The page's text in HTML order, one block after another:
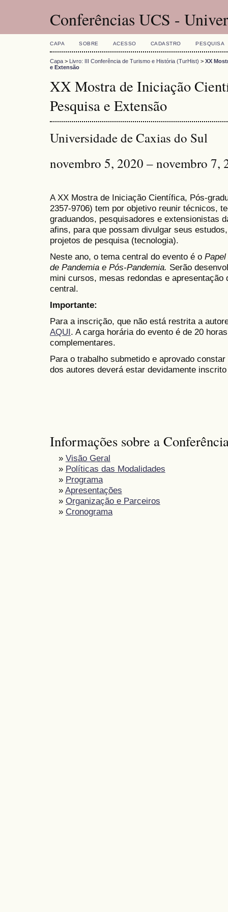
Conferências UCS -
CAPA SOBRE ACESSO CADASTRO PESQUISA
Capa > Livro: III Conferência de Turismo e História (TurHist) > XX
e Extensão
XX Mostra de Iniciação
Pesquisa e Extensão
Universidade de Caxias do Sul
novembro 5, 2020 – novembro 7,
A XX Mostra de Iniciação Científica, Pós-
2357-9706) tem por objetivo reunir técnicos,
graduandos, pesquisadores e extensionistas
afins, para que possam divulgar seus
projetos de pesquisa (tecnologia).
Neste ano, o tema central do evento é o
de Pandemia e Pós-Pandemia. Serão
mini cursos, mesas redondas e apresentação
central.
Importante:
Para a inscrição, que não está restrita a
AQUI. A carga horária do evento é de 20
complementares.
Para o trabalho submetido e aprovado
dos autores deverá estar devidamente
Informações sobre a
» Visão Geral
» Políticas das Modalidades
» Programa
» Apresentações
» Organização e Parceiros
» Cronograma